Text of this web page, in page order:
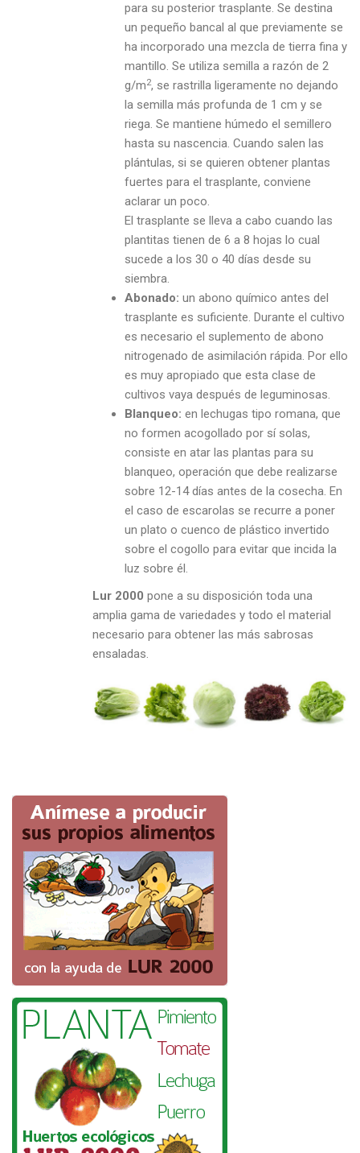
para su posterior trasplante. Se destina
un pequeño bancal al que previamente se
ha incorporado una mezcla de tierra fina y
mantillo. Se utiliza semilla a razón de 2
g/m2, se rastrilla ligeramente no dejando
la semilla más profunda de 1 cm y se
riega. Se mantiene húmedo el semillero
hasta su nascencia. Cuando salen las
plántulas, si se quieren obtener plantas
fuertes para el trasplante, conviene
aclarar un poco.
El trasplante se lleva a cabo cuando las
plantitas tienen de 6 a 8 hojas lo cual
sucede a los 30 o 40 días desde su
siembra.
Abonado: un abono químico antes del
trasplante es suficiente. Durante el cultivo
es necesario el suplemento de abono
nitrogenado de asimilación rápida. Por ello
es muy apropiado que esta clase de
cultivos vaya después de leguminosas.
Blanqueo: en lechugas tipo romana, que
no formen acogollado por sí solas,
consiste en atar las plantas para su
blanqueo, operación que debe realizarse
sobre 12-14 días antes de la cosecha. En
el caso de escarolas se recurre a poner
un plato o cuenco de plástico invertido
sobre el cogollo para evitar que incida la
luz sobre él.
Lur 2000 pone a su disposición toda una
amplia gama de variedades y todo el material
necesario para obtener las más sabrosas
ensaladas.